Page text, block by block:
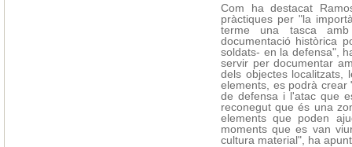
Com ha destacat
pràctiques per "la
terme una tasca
documentació històrica
soldats- en la defensa",
servir per documentar
dels objectes localitzats,
elements, es podrà crear
de defensa i l'atac que
reconegut que és una
elements que poden
moments que es van
cultura material", ha